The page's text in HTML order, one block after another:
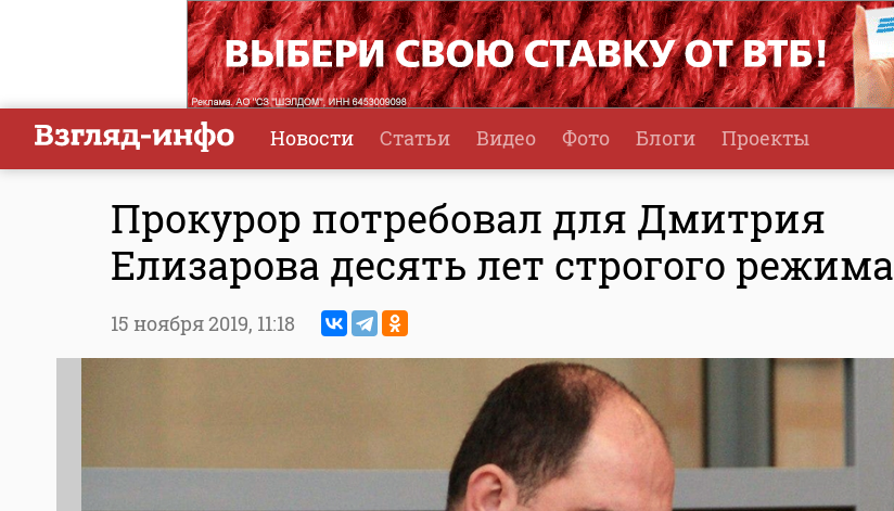
Новости Статьи Видео Фото Блоги Проекты
Прокурор потребовал для Дмитрия
Елизарова десять лет строгого режима
15 ноября 2019, 11:18